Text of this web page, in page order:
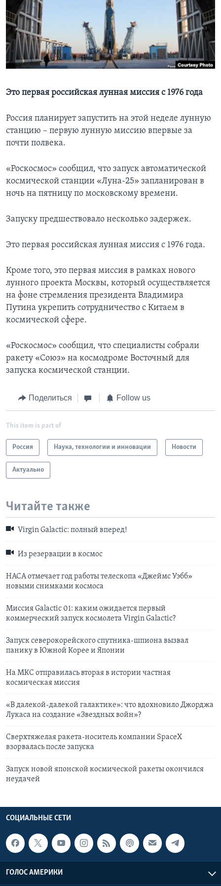
Learning English
СОЦИАЛЬНЫЕ СЕТИ
Языки
Это первая российская лунная миссия с 1976 года
Россия планирует запустить на этой неделе лунную
станцию – первую лунную миссию впервые за
почти полвека.
«Роскосмос» сообщил, что запуск автоматической
космической станции «Луна-25» запланирован в
ночь на пятницу по московскому времени.
Запуску предшествовало несколько задержек.
Это первая российская лунная миссия с 1976 года.
Кроме того, это первая миссия в рамках нового
лунного проекта Москвы, который осуществляется
на фоне стремления президента Владимира
Путина укрепить сотрудничество с Китаем в
космической сфере.
«Роскосмос» сообщил, что специалисты собрали
ракету «Союз» на космодроме Восточный для
запуска космической станции.
Поделиться Follow us
This item is part of
Россия Наука, технологии и инновации Новости
Актуально
Читайте также
Virgin Galactic: полный вперед!
Из резервации в космос
НАСА отмечает год работы телескопа «Джеймс Уэбб»
новыми снимками космоса
Миссия Galactic 01: каким ожидается первый
коммерческий запуск космолета Virgin Galactic?
Запуск северокорейского спутника-шпиона вызвал
панику в Южной Корее и Японии
На МКС отправилась вторая в истории частная
космическая миссия
«В далекой-далекой галактике»: что вдохновило Джорджа
Лукаса на создание «Звездных войн»?
Сверхтяжелая ракета-носитель компании SpaceX
взорвалась после запуска
Запуск новой японской космической ракеты окончился
неудачей
СОЦИАЛЬНЫЕ СЕТИ
ГОЛОС АМЕРИКИ